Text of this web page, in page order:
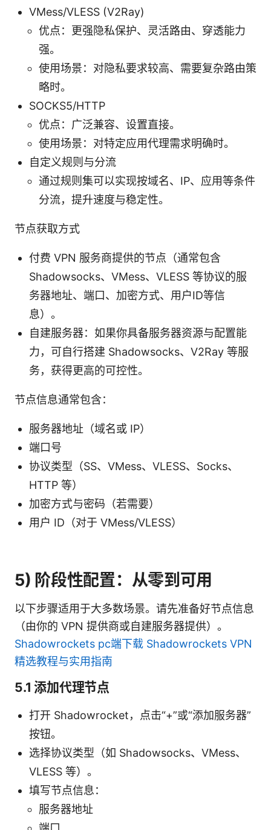
VMess/VLESS (V2Ray)
优点：更强隐私保护、灵活路由、穿透能力
强。
使用场景：对隐私要求较高、需要复杂路由策
略时。
SOCKS5/HTTP
优点：广泛兼容、设置直接。
使用场景：对特定应用代理需求明确时。
自定义规则与分流
通过规则集可以实现按域名、IP、应用等条件
分流，提升速度与稳定性。
节点获取方式
付费 VPN 服务商提供的节点（通常包含
Shadowsocks、VMess、VLESS 等协议的服
务器地址、端口、加密方式、用户ID等信
息）。
自建服务器：如果你具备服务器资源与配置能
力，可自行搭建 Shadowsocks、V2Ray 等服
务，获得更高的可控性。
节点信息通常包含：
服务器地址（域名或 IP）
端口号
协议类型（SS、VMess、VLESS、Socks、
HTTP 等）
加密方式与密码（若需要）
用户 ID（对于 VMess/VLESS）
5) 阶段性配置：从零到可用
以下步骤适用于大多数场景。请先准备好节点信息
（由你的 VPN 提供商或自建服务器提供）。
Shadowrockets pc端下载 Shadowrockets VPN
精选教程与实用指南
5.1 添加代理节点
打开 Shadowrocket，点击“+”或“添加服务器”
按钮。
选择协议类型（如 Shadowsocks、VMess、
VLESS 等）。
填写节点信息：
服务器地址